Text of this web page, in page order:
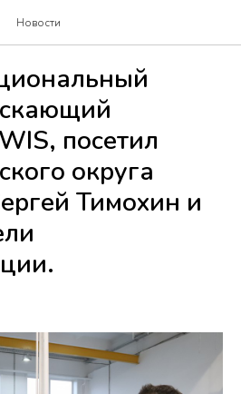
Новости
посетил
округа
Тимохин и